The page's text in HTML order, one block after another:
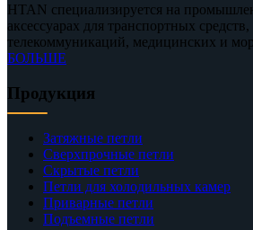
HTAN специализируется на
аксессуарах для транспортных
телекоммуникаций, медицинских и
БОЛЬШЕ
Продукция
Затяжные петли
Сверхпрочные петли
Скрытые петли
Петли для холодильных камер
Приварные петли
Подъемные петли